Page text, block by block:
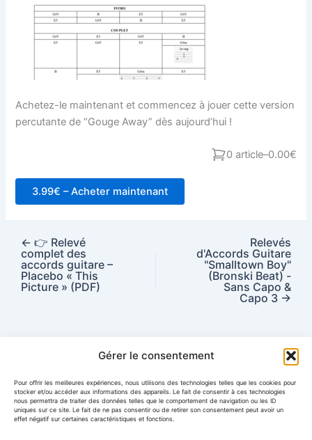
Gérer le consentement
Pour offrir les meilleures expériences, nous utilisons des technologies telles que les cookies pour
stocker et/ou accéder aux informations des appareils. Le fait de consentir à ces technologies
nous permettra de traiter des données telles que le comportement de navigation ou les ID
uniques sur ce site. Le fait de ne pas consentir ou de retirer son consentement peut avoir un
effet négatif sur certaines caractéristiques et fonctions.
Achetez-le maintenant et commencez à jouer cette version
percutante de “Gouge Away” dès aujourd’hui !
0 article–0.00€
3.99€ – Acheter maintenant
← 👉 Relevé
complet des
accords guitare –
Placebo « This
Picture » (PDF)
Relevés
d'Accords Guitare
"Smalltown Boy"
(Bronski Beat) -
Sans Capo &
Capo 3 →
Historique de commande
Conditions Générales de Vente (CGV)